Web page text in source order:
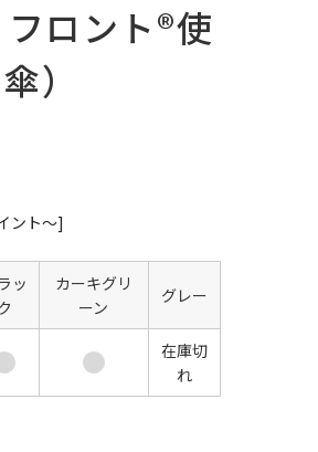
ロント®使
）
ント～]
ッ
カーキグリ
ーン
グレー
在庫切
れ